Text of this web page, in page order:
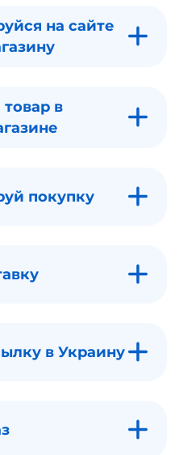
на сайте
в
покупку
в Украину